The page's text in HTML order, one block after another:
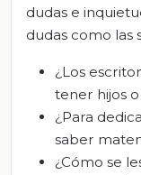
dudas e
dudas como las
¿Los
tener hijos
¿Para
saber
¿Cómo se